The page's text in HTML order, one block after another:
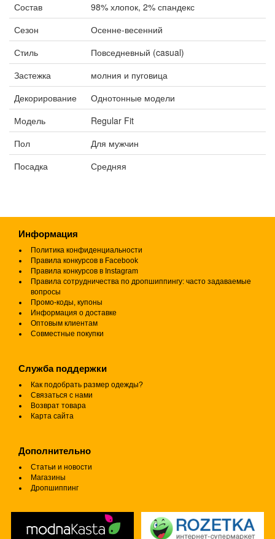
Состав
98% хлопок, 2% спандекс
Сезон
Осенне-весенний
Стиль
Повседневный (casual)
Застежка
молния и пуговица
Декорирование
Однотонные модели
Модель
Regular Fit
Пол
Для мужчин
Посадка
Средняя
Информация
Политика конфиденциальности
Правила конкурсов в Facebook
Правила конкурсов в Instagram
Правила сотрудничества по дропшиппингу: часто задаваемые
вопросы
Промо-коды, купоны
Информация о доставке
Оптовым клиентам
Совместные покупки
Служба поддержки
Как подобрать размер одежды?
Связаться с нами
Возврат товара
Карта сайта
Дополнительно
Статьи и новости
Магазины
Дропшиппинг